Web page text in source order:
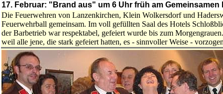
17. Februar: "Brand aus" um 6 Uhr früh am Gemeinsamen
Die Feuerwehren von Lanzenkirchen, Klein Wolkersdorf und
Feuerwehrball gemeinsam. Im voll gefüllten Saal des Hotels
der Barbetrieb war respektabel, gefeiert wurde bis zum
weil alle jene, die stark gefeiert hatten, es - sinnvoller Weise -